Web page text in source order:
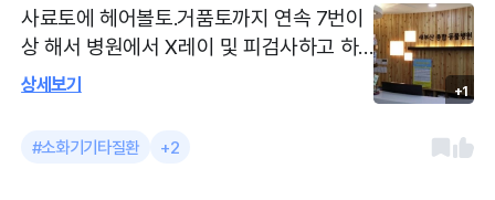
사료토에 헤어볼토.거품토까지 연속 7번이
상 해서 병원에서 X레이 및 피검사하고 하
고 췌장염 진단 받았어요. 췌장염으로 주사
병원진료후 이틀후부터 췌장염수치가 많이
상세보기 +1
#소화기기타질환 +2